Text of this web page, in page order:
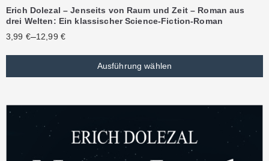
Erich Dolezal – Jenseits von Raum und Zeit – Roman aus
drei Welten: Ein klassischer Science-Fiction-Roman
3,99 €–12,99 €
Ausführung wählen